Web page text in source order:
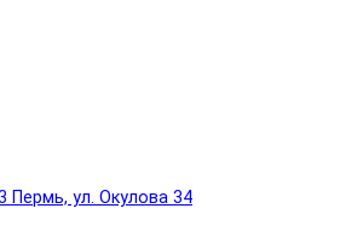
Пермь, ул. Окулова 34